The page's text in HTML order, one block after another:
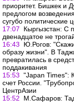
приоритет. Бишкек и
предлогом
сугубо политические
17:07
Кыргызстан: С
двенадцатое не
16:43
Ю.Рогов:
образу жизни". В
превратилась в
поддакивания
15:53 "Japan Times":
счет России.
ЦентрАзии
15:52
М.Сафаров: